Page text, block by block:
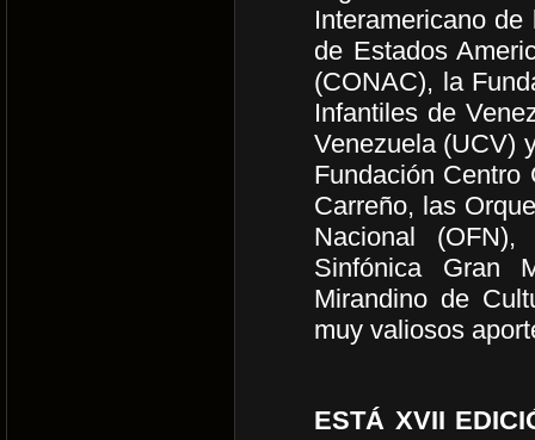
Interamericano
de Estados
(CONAC), la
Infantiles de
Venezuela (UCV)
Fundación Centro
Carreño, las
Nacional
Sinfónica Gran
Mirandino de
muy valiosos
ESTÁ XVII